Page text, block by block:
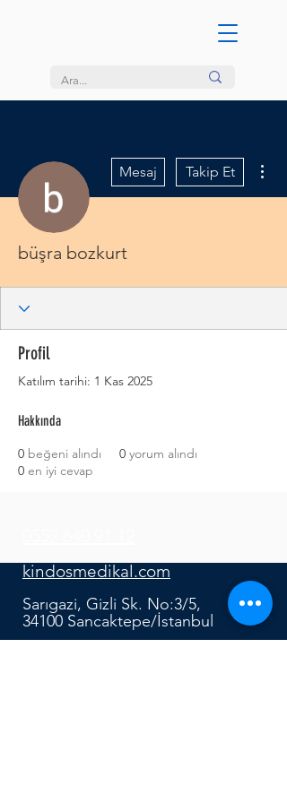
Mesaj Takip Et
büşra bozkurt
Profil
Katılım tarihi: 1 Kas 2025
Hakkında
0 beğeni alındı 0 yorum alındı
0 en iyi cevap
kindosmedikal.com
Sarıgazi, Gizli Sk. No:3/5,
34100 Sancaktepe/İstanbul